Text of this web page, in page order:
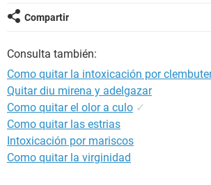
Compartir
Consulta también:
Como quitar la intoxicación por
Quitar diu mirena y adelgazar
Como quitar el olor a culo ✓
Como quitar las estrias
Intoxicación por mariscos
Como quitar la virginidad